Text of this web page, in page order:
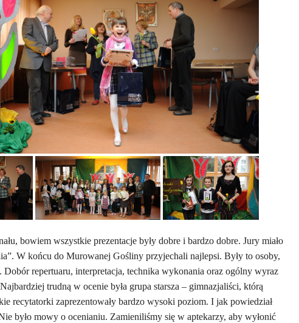
bowiem wszystkie prezentacje były dobre i bardzo dobre. Jury miało
W końcu do Murowanej Gośliny przyjechali najlepsi. Były to osoby,
Dobór repertuaru, interpretacja, technika wykonania oraz ogólny wyraz
trudną w ocenie była grupa starsza – gimnazjaliści, którą
recytatorki zaprezentowały bardzo wysoki poziom. I jak powiedział
było mowy o ocenianiu. Zamieniliśmy się w aptekarzy, aby wyłonić